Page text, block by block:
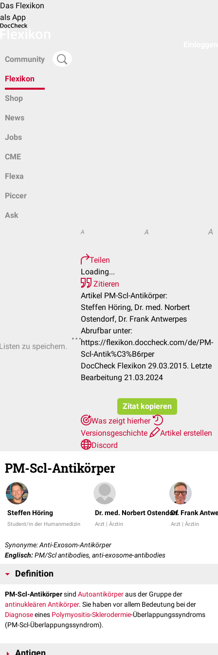
Das Flexikon
als App
Community
Flexikon
Shop
News
Jobs
CME
Flexa
Piccer
Ask
zu speichern.
A A A
Teilen
Loading...
Zitieren
Artikel PM-Scl-Antikörper:
Steffen Höring, Dr. med. Norbert
Ostendorf, Dr. Frank Antwerpes
Abrufbar unter:
https://flexikon.doccheck.com/de/PM-
Scl-Antik%C3%B6rper
DocCheck Flexikon 29.03.2015. Letzte
Bearbeitung 21.03.2024
Zitat kopieren
Was zeigt hierher
Versionsgeschichte
Artikel erstellen
Discord
PM-Scl-Antikörper
Steffen Höring
Student/in der Humanmedizin
Dr. med. Norbert Ostendorf
Arzt | Ärztin
Dr. Frank
Arzt | Ärztin
Synonyme: Anti-Exosom-Antikörper
Englisch:PM/Scl antibodies, anti-exosome-antibodies
Definition
PM-Scl-Antikörpersind Autoantikörperaus der Gruppe der
antinukleären Antikörper. Sie haben vor allem Bedeutung bei der
Diagnoseeines Polymyositis-Sklerodermie-Überlappungssyndroms
(PM-Scl-Überlappungssyndrom).